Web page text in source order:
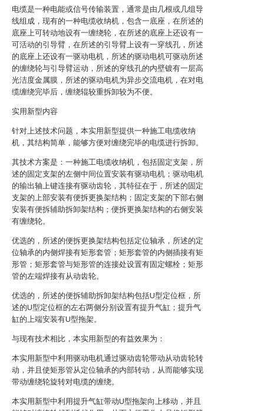
电缆是一种电能或信号传输装置，通常是由几根或几组导
线组成，现有的一种电缆收纳机，包含一底座，在所述的
底座上可转动地设有一缠绕轮，在所述的底座上还设有一
可活动的引导臂，在所述的引导臂上设有一穿线孔，所述
的底座上还设有一驱动电机，所述的驱动电机可驱动所述
的缠绕轮与引导臂运动，所述的穿线孔的内壁镀有一层高
光洁度金属膜，所述的驱动电机为异步交流电机，在对电
缆缠绕完毕后，缠绕辊较重拆卸较为不便。
实用新型内容
针对上述技术问题，本实用新型提供一种施工电缆收纳
机，其结构简单，能够方便对缠绕完毕的电缆进行拆卸。
其技术方案是：一种施工电缆收纳机，包括固定支架，所
述的固定支架的左侧中间位置安装有驱动电机；驱动电机
的输出轴上键连接有驱动齿轮，其特征在于，所述的固定
支架的上部安装有便拆更换架结构；固定支架的下部右侧
安装有便拆辅助拆卸架结构；便拆更换架结构的右侧安装
有缠绕轮。
优选的，所述的便拆更换架结构包括定位轴承，所述的定
位轴承的内侧焊接有矩形套管；矩形套管的内侧插接有矩
形管；矩形套管与矩形管的连接处设置有固定螺栓；矩形
管的左端焊接有从动齿轮。
优选的，所述的便拆辅助拆卸架结构包括U型定位框，所
述的U型定位框的左右两侧分别设置有提升气缸；提升气
缸的上端安装有U型拖架。
与现有技术相比，本实用新型的有益效果为：
本实用新型中利用驱动电机通过驱动齿轮带动从动齿轮转
动，并且使矩形管从定位轴承的内部转动，从而能够实现
带动缠绕轮旋转对电缆的缠绕。
本实用新型中利用提升气缸带动U型拖架向上移动，并且